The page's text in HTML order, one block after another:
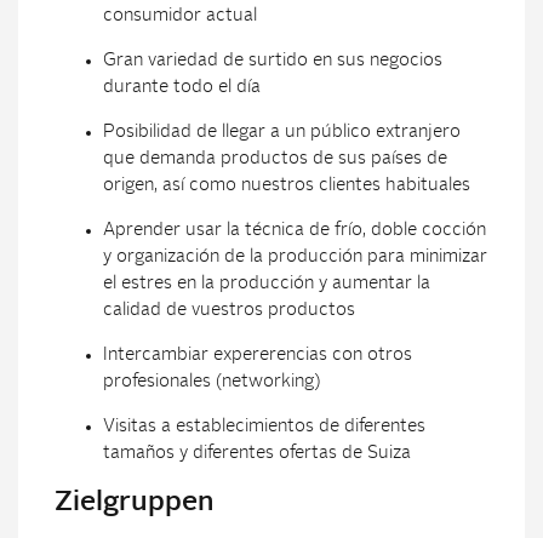
consumidor actual
Gran variedad de surtido en sus negocios
durante todo el día
Posibilidad de llegar a un público extranjero
que demanda productos de sus países de
origen, así como nuestros clientes habituales
Aprender usar la técnica de frío, doble cocción
y organización de la producción para minimizar
el estres en la producción y aumentar la
calidad de vuestros productos
Intercambiar expererencias con otros
profesionales (networking)
Visitas a establecimientos de diferentes
tamaños y diferentes ofertas de Suiza
Zielgruppen